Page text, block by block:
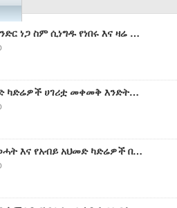
Ethiopian music, sports, arts, and
ትላንት በእስክንድር ነጋ ስም ሲነግዱ የነበሩ እና ዛሬ ዘመቻውን ላለመቀላቀል የተደበቁ የአብይ አህመድ ካድሬዎች - ኤርሚያስ ለገሰ
የአብይ አህመድ ካድሬዎች ሀገሪቷ መቀመቅ እንድትገባ የደቀኑት ሴራ - ሀብታሙ አያሌው
የአሸባሪው ህወሓት እና የአብይ አህመድ ካድሬዎች በአማራው ደም ላይ መደራደር ጀምረዋል - ሀብታሙ አያሌው